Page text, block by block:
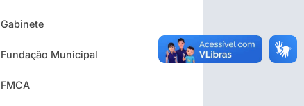
Gabinete
Fundação Municipal
FMCA